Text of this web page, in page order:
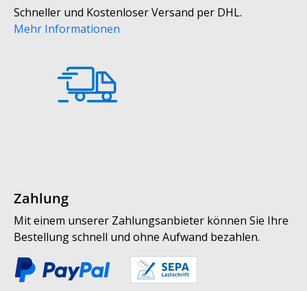
Schneller und Kostenloser Versand per DHL.
Mehr Informationen
Zahlung
Mit einem unserer Zahlungsanbieter können Sie Ihre
Bestellung schnell und ohne Aufwand bezahlen.